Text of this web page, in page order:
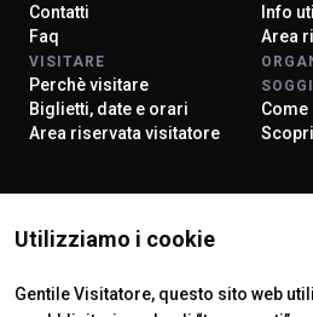
Utilizziamo i cookie
Gentile Visitatore, questo sito web
Contatti
Faq
Info
Area
VISITARE
Perchè visitare
Biglietti, date e orari
Area riservata visitatore
ISTITUTI CERTIFICATORI